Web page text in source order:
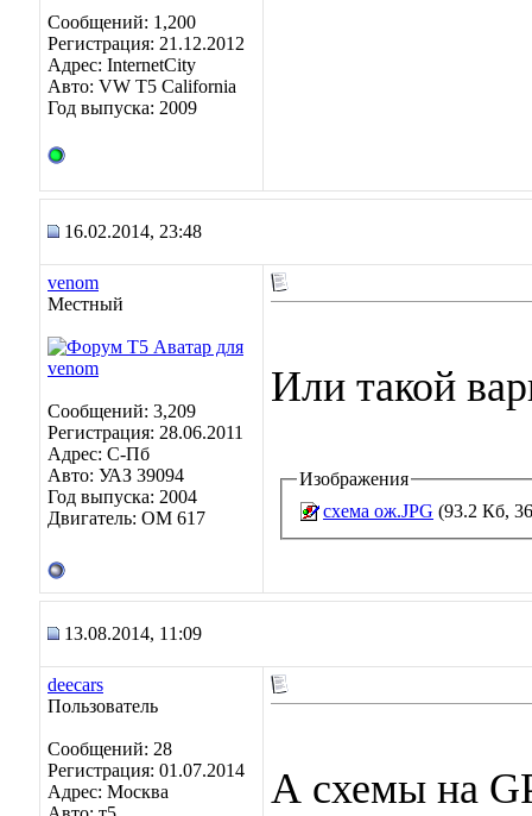
Сообщений: 1,200
Регистрация: 21.12.2012
Адрес: InternetCity
Авто: VW T5 California
Год выпуска: 2009
16.02.2014, 23:48
venom
Местный
Сообщений: 3,209
Регистрация: 28.06.2011
Адрес: C-Пб
Авто: УАЗ 39094
Год выпуска: 2004
Двигатель: OM 617
Или такой
Изображения
схема ож.JPG (93.2 Кб,
13.08.2014, 11:09
deecars
Пользователь
Сообщений: 28
Регистрация: 01.07.2014
Адрес: Москва
А схемы на